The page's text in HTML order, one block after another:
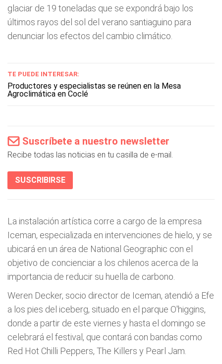
glaciar de 19 toneladas que se expondrá bajo los
últimos rayos del sol del verano santiaguino para
denunciar los efectos del cambio climático.
TE PUEDE INTERESAR:
Productores y especialistas se reúnen en la Mesa
Agroclimática en Coclé
Suscríbete a nuestro newsletter
Recibe todas las noticias en tu casilla de e-mail.
SUSCRIBIRSE
La instalación artística corre a cargo de la empresa
Iceman, especializada en intervenciones de hielo, y se
ubicará en un área de National Geographic con el
objetivo de concienciar a los chilenos acerca de la
importancia de reducir su huella de carbono.
Weren Decker, socio director de Iceman, atendió a Efe
a los pies del iceberg, situado en el parque O'higgins,
donde a partir de este viernes y hasta el domingo se
celebrará el festival, que contará con bandas como
Red Hot Chilli Peppers, The Killers y Pearl Jam.